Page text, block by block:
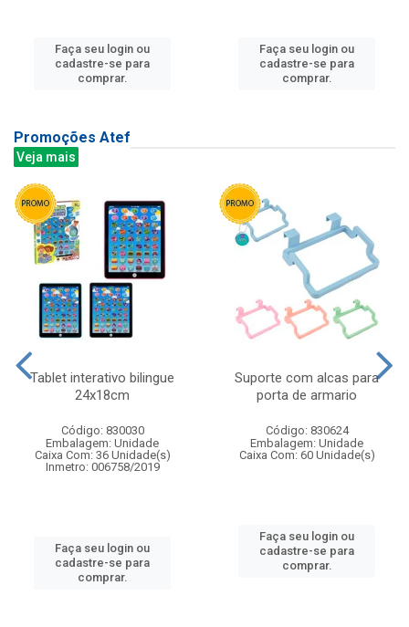
Faça seu login ou
cadastre-se para
comprar.
Faça seu login ou
cadastre-se para
comprar.
Promoções Atef
Veja mais
Tablet interativo bilingue
24x18cm
Código: 830030
Embalagem: Unidade
Caixa Com: 36 Unidade(s)
Inmetro: 006758/2019
Faça seu login ou
cadastre-se para
comprar.
Suporte com alcas para
porta de armario
Código: 830624
Embalagem: Unidade
Caixa Com: 60 Unidade(s)
Faça seu login ou
cadastre-se para
comprar.